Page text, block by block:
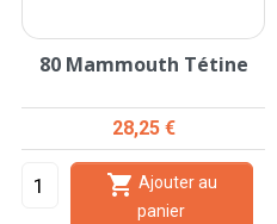
80 Mammouth Tétine
Prix
28,25 €

panier